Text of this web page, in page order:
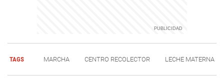
TAGS MARCHA CENTRO RECOLECTOR LECHE MATERNA